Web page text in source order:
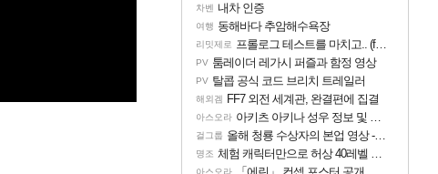
차벤 내차 인증
여행 동해바다 추암해수욕장
리밋제로 프롤로그 테스트를 마치고.. (feat. 리아)
PV 툼레이더 레가시 퍼즐과 함정 영상
PV 탈콥 공식 코드 브리치 트레일러
해외겜 FF7 외전 세계관, 완결편에 집결
아스오라 아키츠 아키나 성우 정보 및 주요 필모
걸그룹 올해 청룡 수상자의 본업 영상 - 스테이씨 윤
명조 체험 캐릭터만으로 허상 40레벨 하이와티아 5분 컷!｜에이메스·린네·모니에 명함
아스오라